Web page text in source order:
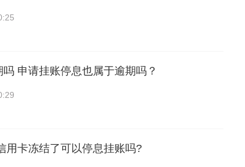
申请挂账停息也属于逾期吗？
用卡冻结了可以停息挂账吗?